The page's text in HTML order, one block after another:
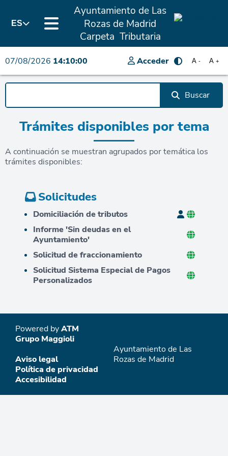
ES
Ayuntamiento de Las
Rozas de Madrid
Carpeta Tributaria
07/08/2026 14:10:00 Acceder A +
A -
Buscar
Trámites disponibles por tema
A continuación se muestran agrupados por temática los
trámites disponibles:
Solicitudes
Domiciliación de tributos
Informe 'Sin deudas en el
Ayuntamiento'
Solicitud de fraccionamiento
Solicitud Sistema Especial de Pagos
Personalizados
Powered byATM
Grupo Maggioli
Aviso legal
Política de privacidad
Accesibilidad
Ayuntamiento de Las
Rozas de Madrid